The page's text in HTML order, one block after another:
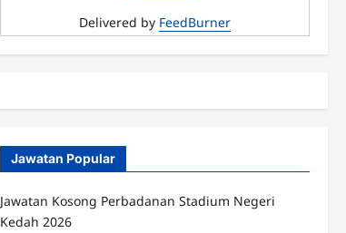
Delivered by FeedBurner
Jawatan Popular
Jawatan Kosong Perbadanan Stadium Negeri
Kedah 2026